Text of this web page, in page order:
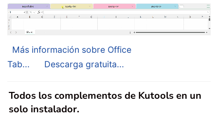
Más información sobre Office
Tab...
Descarga gratuita...
Todos los complementos de Kutools en un
solo instalador.